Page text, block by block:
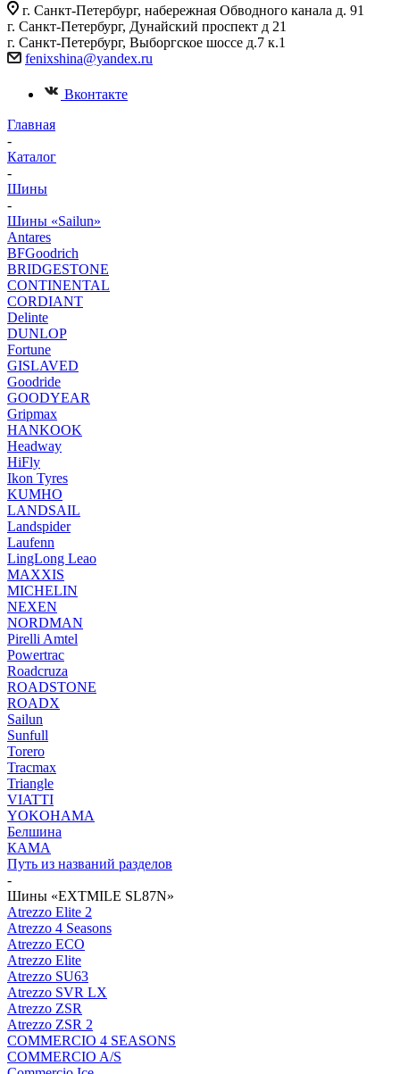
г. Санкт-Петербург, набережная Обводного канала д. 91
г. Санкт-Петербург, Дунайский проспект д 21
г. Санкт-Петербург, Выборгское шоссе д.7 к.1
fenixshina@yandex.ru
Вконтакте
Главная
-
Каталог
-
Шины
-
Шины «Sailun»
Antares
BFGoodrich
BRIDGESTONE
CONTINENTAL
CORDIANT
Delinte
DUNLOP
Fortune
GISLAVED
Goodride
GOODYEAR
Gripmax
HANKOOK
Headway
HiFly
Ikon Tyres
KUMHO
LANDSAIL
Landspider
Laufenn
LingLong Leao
MAXXIS
MICHELIN
NEXEN
NORDMAN
Pirelli Amtel
Powertrac
Roadcruza
ROADSTONE
ROADX
Sailun
Sunfull
Torero
Tracmax
Triangle
VIATTI
YOKOHAMA
Белшина
КАМА
Путь из названий разделов
-
Шины «EXTMILE SL87N»
Atrezzo Elite 2
Atrezzo 4 Seasons
Atrezzo ECO
Atrezzo Elite
Atrezzo SU63
Atrezzo SVR LX
Atrezzo ZSR
Atrezzo ZSR 2
COMMERCIO 4 SEASONS
COMMERCIO A/S